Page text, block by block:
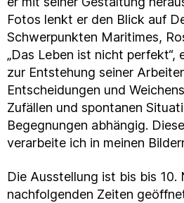
Fotos lenkt er den Blick auf
Schwerpunkten Maritimes,
„Das Leben ist nicht perfekt“,
zur Entstehung seiner
Entscheidungen und
Zufällen und spontanen
Begegnungen abhängig.
verarbeite ich in meinen
Die Ausstellung ist bis bis 10.
nachfolgenden Zeiten